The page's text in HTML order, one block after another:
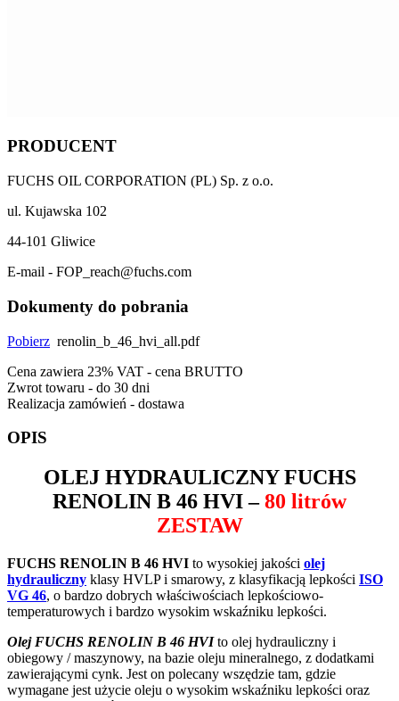
PRODUCENT
FUCHS OIL CORPORATION (PL) Sp. z o.o.
ul. Kujawska 102
44-101 Gliwice
E-mail - FOP_reach@fuchs.com
Dokumenty do pobrania
Pobierz renolin_b_46_hvi_all.pdf
Cena zawiera 23% VAT - cena BRUTTO
Zwrot towaru - do 30 dni
Realizacja zamówień - dostawa
OPIS
OLEJ HYDRAULICZNYFUCHS
RENOLIN B 46 HVI–80 litrów
ZESTAW
FUCHS RENOLIN B 46 HVI to wysokiej jakości olej
hydrauliczny klasy HVLP i smarowy, z klasyfikacją lepkości ISO
VG 46, o bardzo dobrych właściwościach lepkościowo-
temperaturowych i bardzo wysokim wskaźniku lepkości.
Olej FUCHS RENOLIN B 46 HVIto olej hydrauliczny i
obiegowy / maszynowy, na bazie oleju mineralnego, z dodatkami
zawierającymi cynk. Jest on polecany wszędzie tam, gdzie
wymagane jest użycie oleju o wysokim wskaźniku lepkości oraz